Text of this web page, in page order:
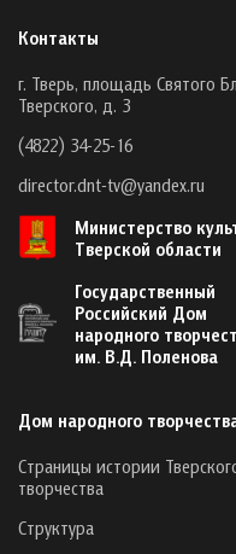
Контакты
г. Тверь, площадь Святого
Тверского, д. 3
(4822) 34-25-16
director.dnt-tv@yandex.ru
Министерство
Тверской области
Государственный
Российский Дом
народного
им. В.Д. Поленова
Дом народного
Страницы истории
творчества
Структура